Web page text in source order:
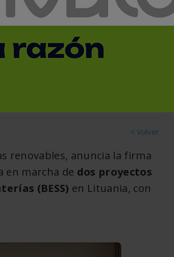
acuerdo
híbridos BESS
< Volver
renovables, anuncia la firma
en marcha de dos proyectos
(BESS) en Lituania, con